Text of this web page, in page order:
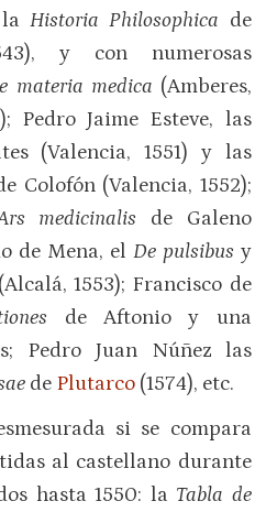
laHistoria Philosophica de
y con numerosas
materia medica (Amberes,
Pedro Jaime Esteve, las
(Valencia, 1551) y las
Colofón (Valencia, 1552);
medicinalis de Galeno
de Mena, el De pulsibus y
1553); Francisco de
de Aftonio y una
Pedro Juan Núñez las
de Plutarco (1574), etc.
si se compara
al castellano durante
hasta 1550: la Tabla de